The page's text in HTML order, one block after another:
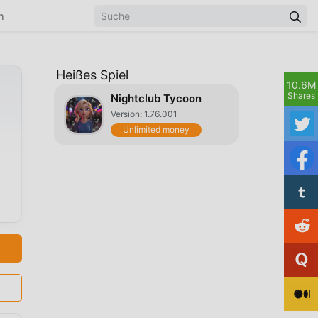
Heißes Spiel
Nightclub Tycoon
Version: 1.76.001
Unlimited money
10.6M
Shares